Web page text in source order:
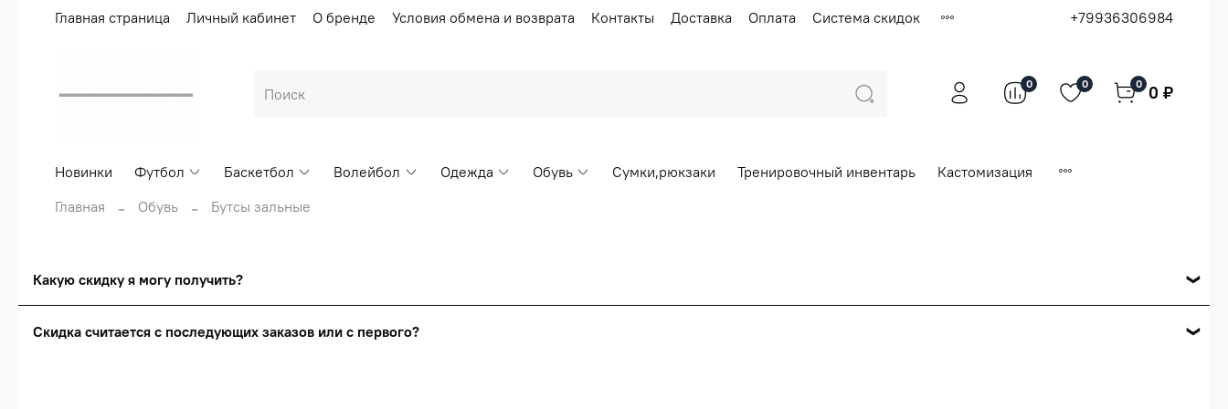
Главная страница Личный кабинет О бренде Условия обмена и возврата Контакты Доставка Оплата Система скидок +79936306984
0 0 0 0 ₽
Новинки Футбол Баскетбол Волейбол Одежда Обувь Сумки,рюкзаки Тренировочный инвентарь
Кастомизация
Главная
Обувь Бутсы зальные
Какую скидку я могу получить?
Скидка считается с последующих заказов или с первого?